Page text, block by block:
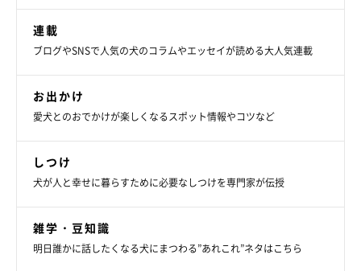
連載
ブログやSNSで人気の犬のコラムやエッセイが読める大人気連載
お出かけ
愛犬とのおでかけが楽しくなるスポット情報やコツなど
しつけ
犬が人と幸せに暮らすために必要なしつけを専門家が伝授
雑学・豆知識
明日誰かに話したくなる犬にまつわる”あれこれ”ネタはこちら